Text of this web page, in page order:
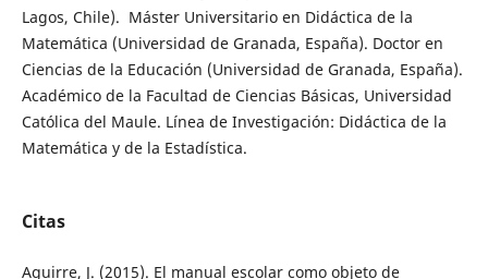
Lagos, Chile). Máster Universitario en Didáctica de la
Matemática (Universidad de Granada, España). Doctor en
Ciencias de la Educación (Universidad de Granada, España).
Académico de la Facultad de Ciencias Básicas, Universidad
Católica del Maule. Línea de Investigación: Didáctica de la
Matemática y de la Estadística.
Citas
Aguirre, J. (2015). El manual escolar como objeto de